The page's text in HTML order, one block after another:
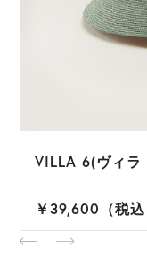
VILLA 6(ヴィラ
￥39,600（税込